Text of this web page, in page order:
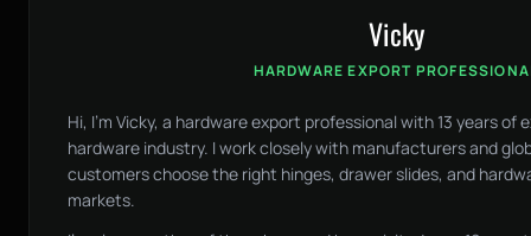
Vicky
HARDWARE EXPORT
Hi, I'm Vicky, a hardware export professional with 13 years of
hardware industry. I work closely with manufacturers and
customers choose the right hinges, drawer slides, and
markets.